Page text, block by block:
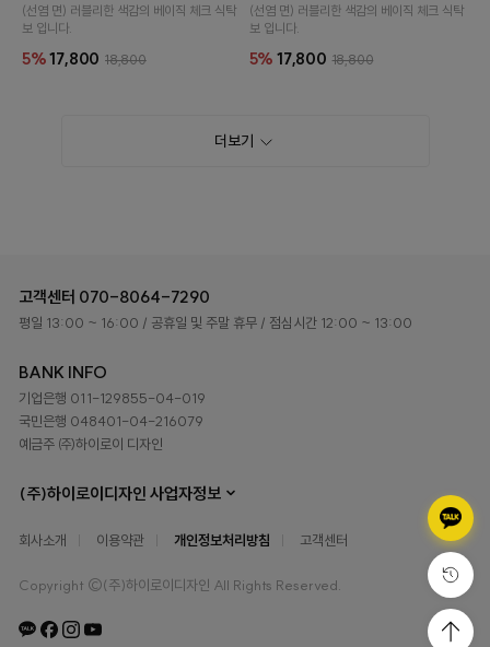
(선염 면) 러블리한 색감의 베이직 체크 식탁
보 입니다.
5%17,800 18,800
(선염 면) 러블리한 색감의 베이직 체크 식탁
보 입니다.
5% 17,800 18,800
더보기
고객센터 070-8064-7290
평일 13:00 ~ 16:00 / 공휴일 및 주말 휴무 / 점심시간 12:00 ~ 13:00
BANK INFO
기업은행 011-129855-04-019
국민은행 048401-04-216079
예금주 ㈜하이로이 디자인
(주)하이로이디자인 사업자정보
회사소개 이용약관 개인정보처리방침 고객센터
Copyright ©(주)하이로이디자인 All Rights Reserved.